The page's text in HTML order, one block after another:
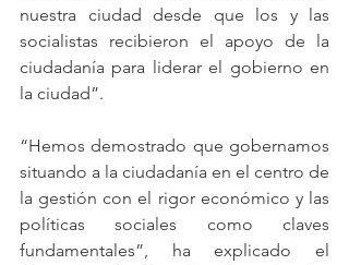
nuestra ciudad desde que los y las
socialistas recibieron el apoyo de la
ciudadanía para liderar el gobierno en
la ciudad”.
“Hemos demostrado que gobernamos
situando a la ciudadanía en el centro de
la gestión con el rigor económico y las
políticas sociales como claves
fundamentales”, ha explicado el